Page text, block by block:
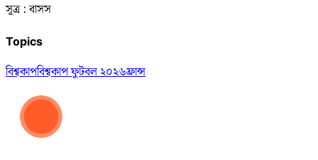
সূত্র : বাসস
Topics
বিশ্বকাপবিশ্বকাপ ফুটবল ২০২৬ফ্রান্স